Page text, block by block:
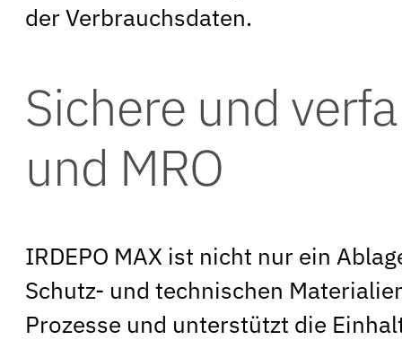
der Verbrauchsdaten.
Sichere und
und MRO
IRDEPO MAX ist nicht nur ein
Schutz- und technischen
Prozesse und unterstützt die